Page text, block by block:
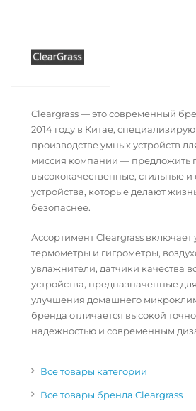
Cleargrass — это современный
2014 году в Китае,
производстве умных устройств
миссия компании — предложить
высококачественные, стильные
устройства, которые делают
безопаснее.
Ассортимент Cleargrass
термометры и гигрометры,
увлажнители, датчики качества
устройства, предназначенные
улучшения домашнего
бренда отличается высокой
надежностью и современным
Все товары категории
Все товары бренда Cleargrass